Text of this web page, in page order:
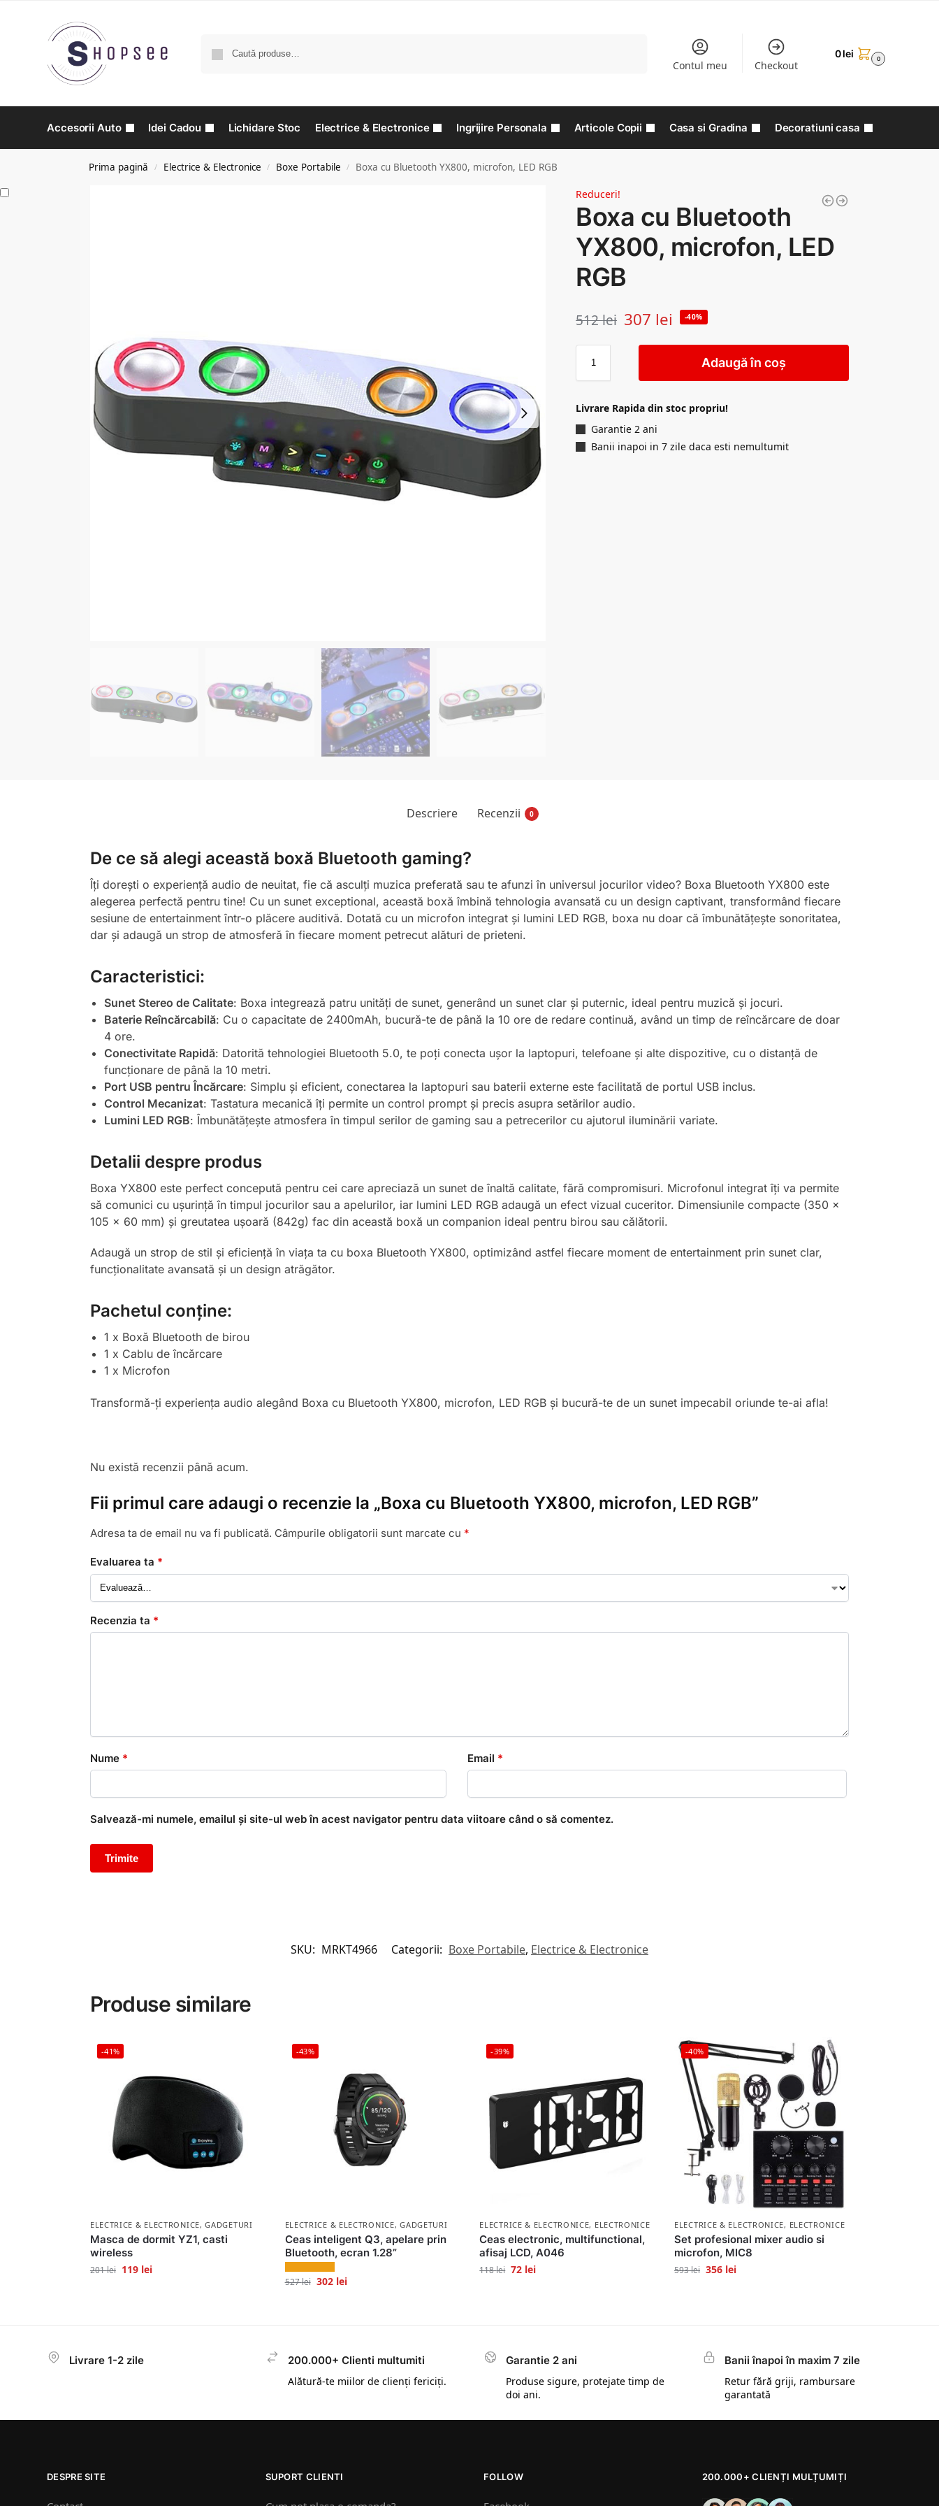
Contul meu Checkout
0lei 0
Accesorii Auto Idei Cadou Lichidare Stoc Electrice & Electronice Ingrijire Personala Articole Copii Casa si Gradina Decoratiuni casa
Prima pagină / Electrice & Electronice / Boxe Portabile / Boxa cu Bluetooth YX800, microfon, LED RGB
Reduceri!
Boxa cu Bluetooth
YX800, microfon, LED
RGB
512lei 307 lei -40%
Adaugă în coș
Livrare Rapida din stoc propriu!
Garantie 2 ani
Banii inapoi in 7 zile daca esti nemultumit
Descriere Recenzii 0
De ce să alegi această boxă Bluetooth gaming?
Îți dorești o experiență audio de neuitat, fie că asculți muzica preferată sau te afunzi în universul jocurilor video? Boxa Bluetooth YX800 este
alegerea perfectă pentru tine! Cu un sunet exceptional, această boxă îmbină tehnologia avansată cu un design captivant, transformând fiecare
sesiune de entertainment într-o plăcere auditivă. Dotată cu un microfon integrat și lumini LED RGB, boxa nu doar că îmbunătățește sonoritatea,
dar și adaugă un strop de atmosferă în fiecare moment petrecut alături de prieteni.
Caracteristici:
Sunet Stereo de Calitate: Boxa integrează patru unități de sunet, generând un sunet clar și puternic, ideal pentru muzică și jocuri.
Baterie Reîncărcabilă: Cu o capacitate de 2400mAh, bucură-te de până la 10 ore de redare continuă, având un timp de reîncărcare de doar
4 ore.
Conectivitate Rapidă: Datorită tehnologiei Bluetooth 5.0, te poți conecta ușor la laptopuri, telefoane și alte dispozitive, cu o distanță de
funcționare de până la 10 metri.
Port USB pentru Încărcare: Simplu și eficient, conectarea la laptopuri sau baterii externe este facilitată de portul USB inclus.
Control Mecanizat: Tastatura mecanică îți permite un control prompt și precis asupra setărilor audio.
Lumini LED RGB: Îmbunătățește atmosfera în timpul serilor de gaming sau a petrecerilor cu ajutorul iluminării variate.
Detalii despre produs
Boxa YX800 este perfect concepută pentru cei care apreciază un sunet de înaltă calitate, fără compromisuri. Microfonul integrat îți va permite
să comunici cu ușurință în timpul jocurilor sau a apelurilor, iar lumini LED RGB adaugă un efect vizual cuceritor. Dimensiunile compacte (350 x
105 x 60 mm) și greutatea ușoară (842g) fac din această boxă un companion ideal pentru birou sau călătorii.
Adaugă un strop de stil și eficiență în viața ta cu boxa Bluetooth YX800, optimizând astfel fiecare moment de entertainment prin sunet clar,
funcționalitate avansată și un design atrăgător.
Pachetul conține:
1 x Boxă Bluetooth de birou
1 x Cablu de încărcare
1 x Microfon
Transformă-ți experiența audio alegând Boxa cu Bluetooth YX800, microfon, LED RGB și bucură-te de un sunet impecabil oriunde te-ai afla!
Nu există recenzii până acum.
Fii primul care adaugi o recenzie la „Boxa cu Bluetooth YX800, microfon, LED RGB”
Adresa ta de email nu va fi publicată. Câmpurile obligatorii sunt marcate cu *
Evaluarea ta *
Recenzia ta *
Nume * Email *
Salvează-mi numele, emailul și site-ul web în acest navigator pentru data viitoare când o să comentez.
SKU: MRKT4966 Categorii: Boxe Portabile, Electrice & Electronice
Produse similare
-41%
ELECTRICE & ELECTRONICE,GADGETURI
Masca de dormit YZ1, casti
wireless
201lei 119 lei
-43%
ELECTRICE & ELECTRONICE,GADGETURI
Ceas inteligent Q3, apelare prin
Bluetooth, ecran 1.28”
527lei 302 lei
-39%
ELECTRICE & ELECTRONICE, ELECTRONICE
Ceas electronic, multifunctional,
afisaj LCD, A046
118lei 72 lei
-40%
ELECTRICE & ELECTRONICE, ELECTRONICE
Set profesional mixer audio si
microfon, MIC8
593lei 356 lei
Livrare 1-2 zile
200.000+ Clienti multumiti
Alătură-te miilor de clienți fericiți.
Garantie 2 ani
Produse sigure, protejate timp de
doi ani.
Banii înapoi în maxim 7 zile
Retur fără griji, rambursare
garantată
DESPRE SITE SUPORT CLIENTI FOLLOW 200.000+ CLIENȚI MULȚUMIȚI